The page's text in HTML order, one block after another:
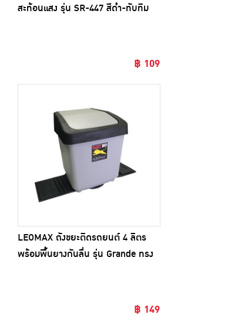
สะท้อนแสง รุ่น SR-447 สีดำ-ทับทิม
฿ 109
LEOMAX ถังขยะติดรถยนต์ 4 ลิตร
พร้อมพื้นยางกันลื่น รุ่น Grande ทรง
฿ 149